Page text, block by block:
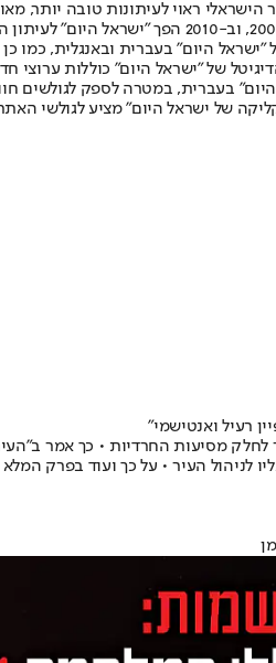
ראוי לעיתונות טובה יותר,
תשלום. המהדורה המודפסת הראשונה
של "ישראל היום" כוללות ערוצי
היום" בעברית, במטרה לספק
של ישראל היום" מציע לגולשי
רעיל ואנטישמי"
לחלק מסיעות החרדיות • כך אמר
לניהול העיר • על כך ועוד בפרק המלא